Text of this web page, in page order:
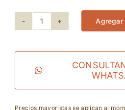
Hevron
-
Precios mayoristas se aplican al